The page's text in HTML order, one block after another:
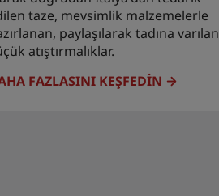
taze, mevsimlik malzemelerle
paylaşılarak tadına varılan
atıştırmalıklar.
FAZLASINI KEŞFEDIN